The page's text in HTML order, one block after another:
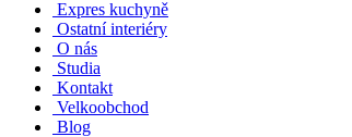
Expres kuchyně
Ostatní interiéry
O nás
Studia
Kontakt
Velkoobchod
Blog